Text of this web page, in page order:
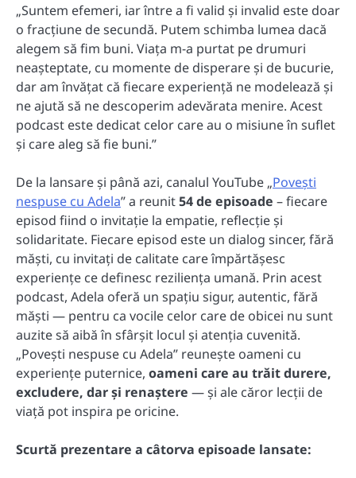
„Suntem efemeri, iar între a fi valid și invalid este doar
o fracțiune de secundă. Putem schimba lumea dacă
alegem să fim buni. Viața m-a purtat pe drumuri
neașteptate, cu momente de disperare și de bucurie,
dar am învățat că fiecare experiență ne modelează și
ne ajută să ne descoperim adevărata menire. Acest
podcast este dedicat celor care au o misiune în suflet
și care aleg să fie buni.”
De la lansare și până azi, canalul YouTube „Povești
nespuse cu Adela” a reunit54 de episoade – fiecare
episod fiind o invitație la empatie, reflecție și
solidaritate. Fiecare episod este un dialog sincer, fără
măști, cu invitați de calitate care împărtășesc
experiențe ce definesc reziliența umană. Prin acest
podcast, Adela oferă un spațiu sigur, autentic, fără
măști — pentru ca vocile celor care de obicei nu sunt
auzite să aibă în sfârșit locul și atenția cuvenită.
„Povești nespuse cu Adela” reunește oameni cu
experiențe puternice, oameni care au trăit durere,
excludere, dar și renaștere — și ale căror lecții de
viață pot inspira pe oricine.
Scurtă prezentare a câtorva episoade lansate: